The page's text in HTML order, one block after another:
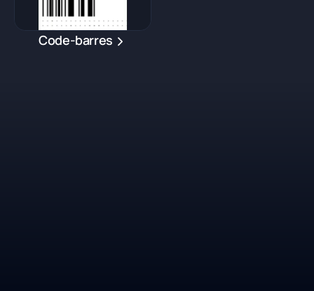
Code-barres